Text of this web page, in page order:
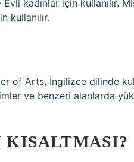
kadınlar için kullanılır.
kullanılır.
of Arts, İngilizce dilinde
ve benzeri alanlarda
KISALTMASI?